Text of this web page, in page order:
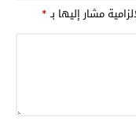
مشار إليها بـ*